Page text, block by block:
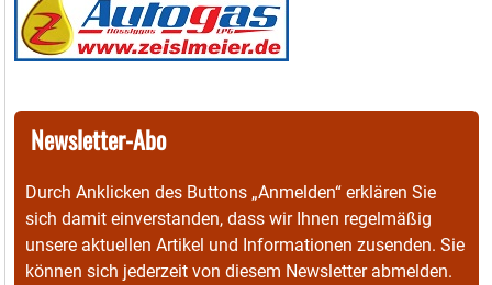
Newsletter-Abo
Durch Anklicken des Buttons „Anmelden“ erklären Sie
sich damit einverstanden, dass wir Ihnen regelmäßig
unsere aktuellen Artikel und Informationen zusenden. Sie
können sich jederzeit von diesem Newsletter abmelden.